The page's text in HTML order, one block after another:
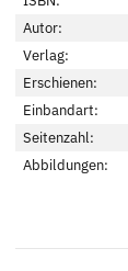
Autor:
Verlag:
Erschienen:
Einbandart:
Seitenzahl:
Abbildungen: